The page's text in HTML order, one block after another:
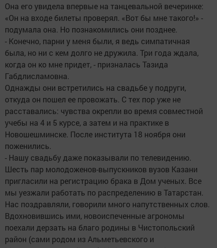
Она его увидела впервые на танцевальной вечеринке:
«Он на входе билеты проверял. «Вот бы мне такого!» -
подумала она. Но познакомились они позднее.
- Конечно, парни у меня были, я ведь симпатичная
была, но ни с кем долго не дружила. Три года ждала,
когда он ко мне придет, - призналась Тазида
Габдлисламовна.
Однажды они встретились на свадьбе у подруги,
откуда он пошел ее провожать. С тех пор уже не
расставались: чувства окрепли во время совместной
учебы на 4 и 5 курсе, а затем и на практике в
Новошешминске. После института 18 ноября они
поженились.
- Нашу свадьбу даже показывали по телевидению.
Шесть пар молодоженов-выпускников вузов Казани
пригласили на регистрацию брака в Дом ученых. Все
мы уезжали работать по распределению в Татарстан.
Нас поздравляли, говорили много напутственных слов.
Вдохновившись ими, новоиспеченные агрономы
поехали дерзать на благо родины в Чистопольский
район (сами родом из Альметьевского и